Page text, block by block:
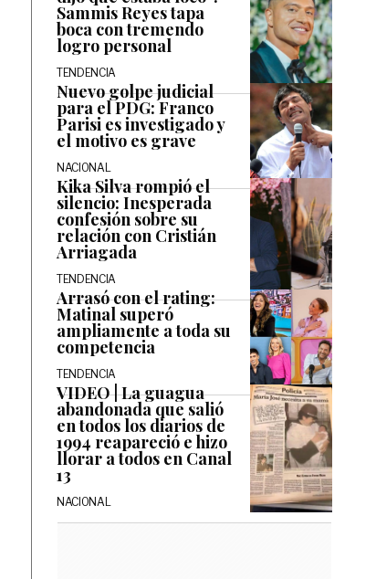
Sammis Reyes tapa
boca con tremendo
logro personal
TENDENCIA
Nuevo golpe judicial
para el PDG: Franco
Parisi es investigado y
el motivo es grave
NACIONAL
Kika Silva rompió el
silencio: Inesperada
confesión sobre su
relación con Cristián
Arriagada
TENDENCIA
Arrasó con el rating:
Matinal superó
ampliamente a toda su
competencia
TENDENCIA
VIDEO | La guagua
abandonada que salió
en todos los diarios de
1994 reapareció e hizo
llorar a todos en Canal
13
NACIONAL